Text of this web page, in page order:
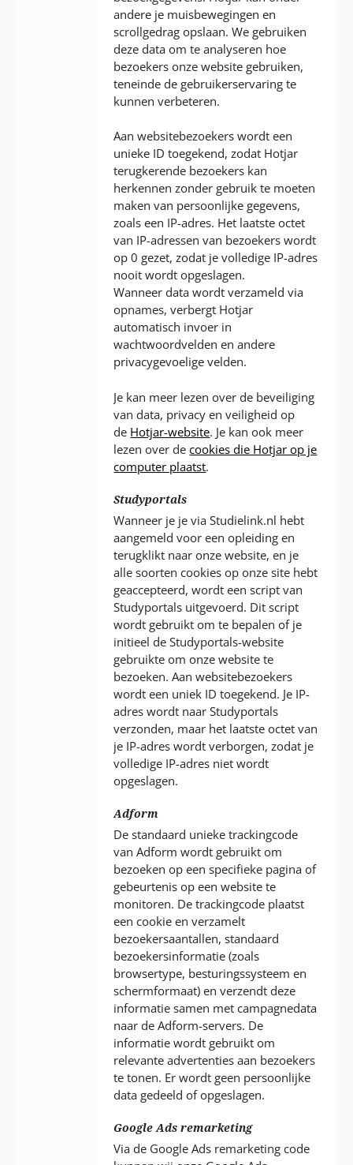
andere je muisbewegingen en
scrollgedrag opslaan. We gebruiken
deze data om te analyseren hoe
bezoekers onze website gebruiken,
teneinde de gebruikerservaring te
kunnen verbeteren.
Aan websitebezoekers wordt een
unieke ID toegekend, zodat Hotjar
terugkerende bezoekers kan
herkennen zonder gebruik te moeten
maken van persoonlijke gegevens,
zoals een IP-adres. Het laatste octet
van IP-adressen van bezoekers wordt
op 0 gezet, zodat je volledige IP-adres
nooit wordt opgeslagen.
Wanneer data wordt verzameld via
opnames, verbergt Hotjar
automatisch invoer in
wachtwoordvelden en andere
privacygevoelige velden.
Je kan meer lezen over de beveiliging
van data, privacy en veiligheid op
de Hotjar-website. Je kan ook meer
lezen over decookies die Hotjar op je
computer plaatst.
Studyportals
Wanneer je je via Studielink.nl hebt
aangemeld voor een opleiding en
terugklikt naar onze website, en je
alle soorten cookies op onze site hebt
geaccepteerd, wordt een script van
Studyportals uitgevoerd. Dit script
wordt gebruikt om te bepalen of je
initieel de Studyportals-website
gebruikte om onze website te
bezoeken. Aan websitebezoekers
wordt een uniek ID toegekend. Je IP-
adres wordt naar Studyportals
verzonden, maar het laatste octet van
je IP-adres wordt verborgen, zodat je
volledige IP-adres niet wordt
opgeslagen.
Adform
De standaard unieke trackingcode
van Adform wordt gebruikt om
bezoeken op een specifieke pagina of
gebeurtenis op een website te
monitoren. De trackingcode plaatst
een cookie en verzamelt
bezoekersaantallen, standaard
bezoekersinformatie (zoals
browsertype, besturingssysteem en
schermformaat) en verzendt deze
informatie samen met campagnedata
naar de Adform-servers. De
informatie wordt gebruikt om
relevante advertenties aan bezoekers
te tonen. Er wordt geen persoonlijke
data gedeeld of opgeslagen.
Google Ads remarketing
Via de Google Ads remarketing code